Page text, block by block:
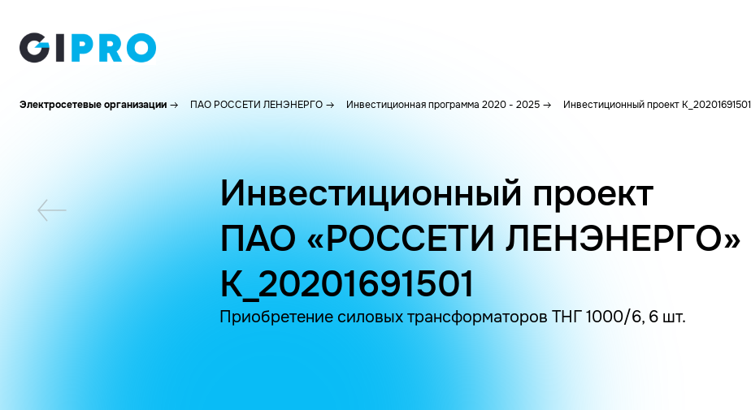
Электросетевые организации ПАО РОССЕТИ ЛЕНЭНЕРГО Инвестиционная программа 2020 - 2025 Инвестиционный проект K_20201691501
Инвестиционный проект
ПАО «РОССЕТИ ЛЕНЭНЕРГО»
K_20201691501
Приобретение силовых трансформаторов ТНГ 1000/6, 6 шт.